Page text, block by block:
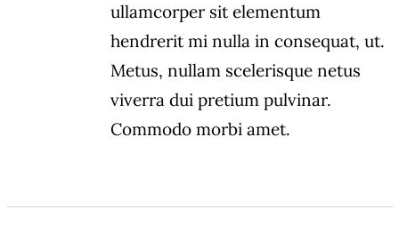
ullamcorper sit elementum
hendrerit mi nulla in consequat, ut.
Metus, nullam scelerisque netus
viverra dui pretium pulvinar.
Commodo morbi amet.